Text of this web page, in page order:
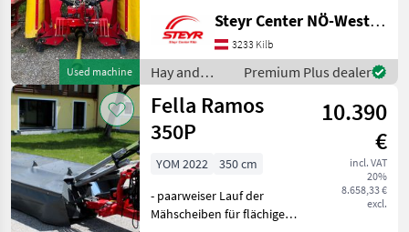
Used machine
forage equipment Disc
mowers
Steyr Center NÖ-West - Standort Kilb
3233 Kilb
Hay and
forage
equipment /
Fella
Premium Plus dealer
Fella Ramos
350P
10.390
€
incl. VAT
20%
8.658,33 €
excl.
YOM 2022
350 cm
- paarweiser Lauf der
Mähscheiben für flächige